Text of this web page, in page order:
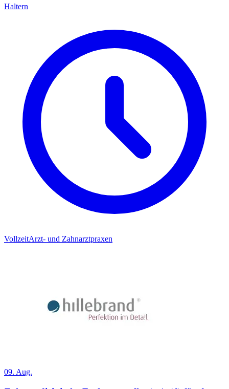
Haltern
VollzeitArzt- und Zahnarztpraxen
09. Aug.